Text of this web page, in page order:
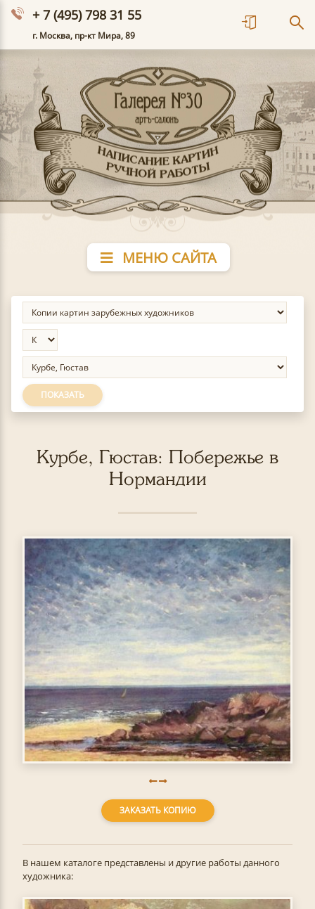
+ 7 (495) 798 31 55
г. Москва, пр-кт Мира, 89
МЕНЮ САЙТА
ПОКАЗАТЬ
Курбе, Гюстав: Побережье в
Нормандии
ЗАКАЗАТЬ КОПИЮ
В нашем каталоге представлены и другие работы данного
художника: